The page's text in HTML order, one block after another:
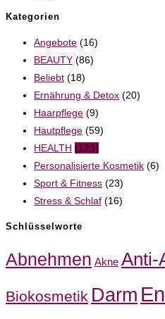
Kategorien
Angebote (16)
BEAUTY (86)
Beliebt (18)
Ernährung & Detox (20)
Haarpflege (9)
Hautpflege (59)
HEALTH (123)
Personalisierte Kosmetik (6)
Sport & Fitness (23)
Stress & Schlaf (16)
Schlüsselworte
Abnehmen Akne Anti-
Biokosmetik Darm